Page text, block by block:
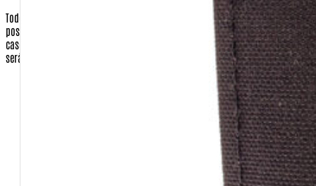
Todos os dados de endereçamento são utilizados apenas para que
possamos enviar os produtos requisitados pelo cliente, ou a nota fiscal, em
caso de presente para terceiros.
Nenhuma correspondência promocional
será enviada sem o consentimento do cliente.
Operadora do Cartão de Crédito (apenas quando a opção de
Número do Cartão de Crédito (apenas quando a opção de
Código de Segurança do Cartão de Crédito (apenas quando a